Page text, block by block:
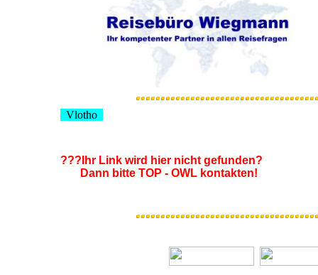
Vlotho
???Ihr Link wird hier nicht gefunden?
Dann bitte TOP - OWL kontakten!